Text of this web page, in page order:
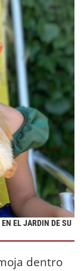
EL JARDIN DE SU
dentro